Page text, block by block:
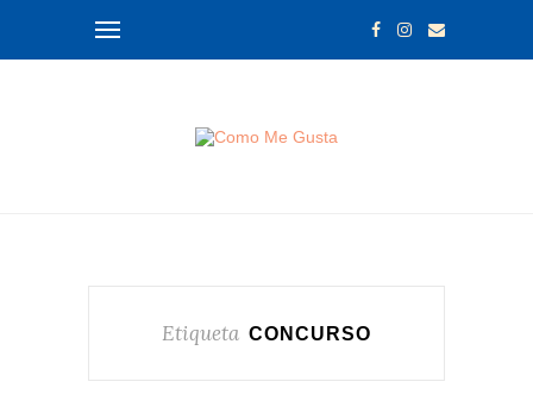
Etiqueta CONCURSO